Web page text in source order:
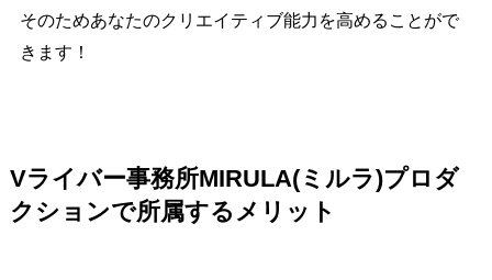
そのためあなたのクリエイティブ能力を高めることがで
きます！
Vライバー事務所MIRULA(ミルラ)プロダ
クションで所属するメリット